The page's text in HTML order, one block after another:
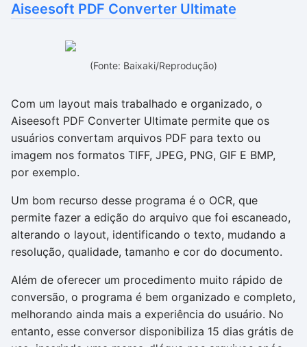
Aiseesoft PDF Converter Ultimate
(Fonte: Baixaki/Reprodução)
Com um layout mais trabalhado e organizado, o
Aiseesoft PDF Converter Ultimate permite que os
usuários convertam arquivos PDF para texto ou
imagem nos formatos TIFF, JPEG, PNG, GIF E BMP,
por exemplo.
Um bom recurso desse programa é o OCR, que
permite fazer a edição do arquivo que foi escaneado,
alterando o layout, identificando o texto, mudando a
resolução, qualidade, tamanho e cor do documento.
Além de oferecer um procedimento muito rápido de
conversão, o programa é bem organizado e completo,
melhorando ainda mais a experiência do usuário. No
entanto, esse conversor disponibiliza 15 dias grátis de